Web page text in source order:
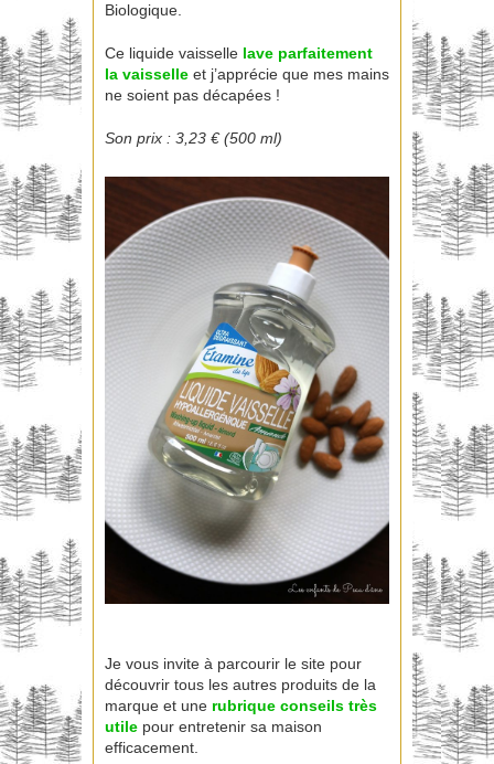
Biologique.
Ce liquide vaisselle lave parfaitement
la vaisselle et j’apprécie que mes mains
ne soient pas décapées !
Son prix : 3,23 € (500 ml)
Je vous invite à parcourir le site pour
découvrir tous les autres produits de la
marque et une rubrique conseils très
utile pour entretenir sa maison
efficacement.